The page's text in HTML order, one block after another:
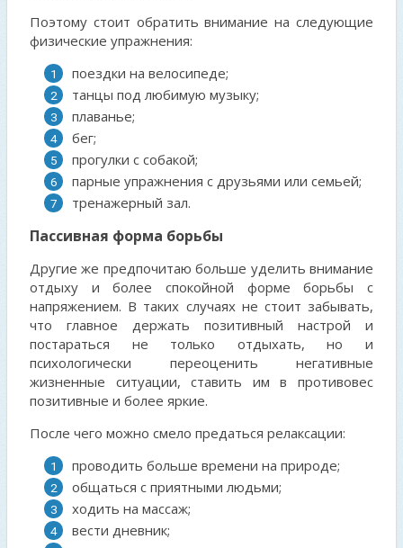
Поэтому стоит обратить внимание на следующие
физические упражнения:
поездки на велосипеде;
танцы под любимую музыку;
плаванье;
бег;
прогулки с собакой;
парные упражнения с друзьями или семьей;
тренажерный зал.
Пассивная форма борьбы
Другие же предпочитаю больше уделить внимание
отдыху и более спокойной форме борьбы с
напряжением. В таких случаях не стоит забывать,
что главное держать позитивный настрой и
постараться не только отдыхать, но и
психологически переоценить негативные
жизненные ситуации, ставить им в противовес
позитивные и более яркие.
После чего можно смело предаться релаксации:
проводить больше времени на природе;
общаться с приятными людьми;
ходить на массаж;
вести дневник;